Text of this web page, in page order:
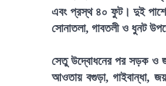
এবং প্রস্থ ৪০ ফুট। দুই পাশে
সোনাতলা, গাবতলী ও ধুনট
সেতু উদ্বোধনের পর সড়ক ও
আওতায় বগুড়া, গাইবান্ধা,